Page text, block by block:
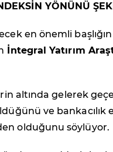
YÖNÜNÜ
en önemli
İntegral Yatırım
altında gelerek
ve
olduğunu söylüyor.